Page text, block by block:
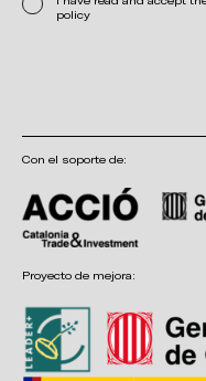
policy
Con el soporte de:
Proyecto de mejora: